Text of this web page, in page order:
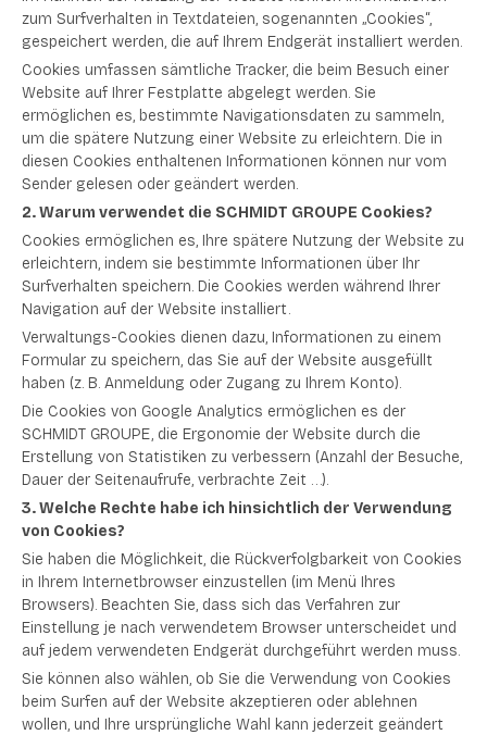
zum Surfverhalten in Textdateien, sogenannten „Cookies“,
gespeichert werden, die auf Ihrem Endgerät installiert werden.
Cookies umfassen sämtliche Tracker, die beim Besuch einer
Website auf Ihrer Festplatte abgelegt werden. Sie
ermöglichen es, bestimmte Navigationsdaten zu sammeln,
um die spätere Nutzung einer Website zu erleichtern. Die in
diesen Cookies enthaltenen Informationen können nur vom
Sender gelesen oder geändert werden.
2. Warum verwendet die SCHMIDT GROUPE Cookies?
Cookies ermöglichen es, Ihre spätere Nutzung der Website zu
erleichtern, indem sie bestimmte Informationen über Ihr
Surfverhalten speichern. Die Cookies werden während Ihrer
Navigation auf der Website installiert.
Verwaltungs-Cookies dienen dazu, Informationen zu einem
Formular zu speichern, das Sie auf der Website ausgefüllt
haben (z. B. Anmeldung oder Zugang zu Ihrem Konto).
Die Cookies von Google Analytics ermöglichen es der
SCHMIDT GROUPE, die Ergonomie der Website durch die
Erstellung von Statistiken zu verbessern (Anzahl der Besuche,
Dauer der Seitenaufrufe, verbrachte Zeit …).
3. Welche Rechte habe ich hinsichtlich der Verwendung
von Cookies?
Sie haben die Möglichkeit, die Rückverfolgbarkeit von Cookies
in Ihrem Internetbrowser einzustellen (im Menü Ihres
Browsers). Beachten Sie, dass sich das Verfahren zur
Einstellung je nach verwendetem Browser unterscheidet und
auf jedem verwendeten Endgerät durchgeführt werden muss.
Sie können also wählen, ob Sie die Verwendung von Cookies
beim Surfen auf der Website akzeptieren oder ablehnen
wollen, und Ihre ursprüngliche Wahl kann jederzeit geändert